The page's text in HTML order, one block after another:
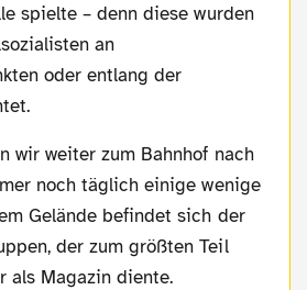
spielte – denn diese wurden
an
oder entlang der
noch täglich einige wenige
Gelände befindet sich der
der zum größten Teil
als Magazin diente.